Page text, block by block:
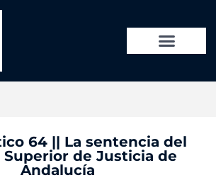
64 || La sentencia del
de Justicia de
Andalucía